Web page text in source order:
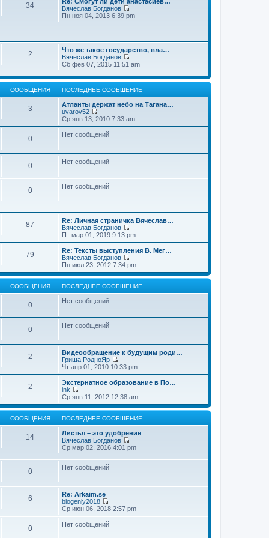
е
н
и
о
о
б
н
и
ю
с
л
е
м
у
с
о
б
щ
е
н
и
ю
и
п
д
е
м
у
с
о
о
щ
е
34
Вячеслав Богданов
П
й
т
к
о
с
л
д
е
м
е
Пн ноя 04, 2013 6:39 pm
2
Что же такое государство, вла…
Вячеслав Богданов
П
р
е
й
т
и
п
о
д
м
б
щ
н
и
ю
Сб фев 07, 2015 11:51 am
СООБЩЕНИЯ ПОСЛЕДНЕЕ СООБЩЕНИЕ
3
Атланты держат небо на Тагана…
uvarov52
П
е
р
е
т
и
с
д
н
е
м
о
о
б
щ
е
н
ю
Ср янв 13, 2010 7:33 am
0 Нет сообщений
0 Нет сообщений
0 Нет сообщений
87
Re: Личная страничка Вячеслав…
Вячеслав Богданов
П
е
р
е
й
т
и
к
е
м
у
о
о
б
е
н
ю
Пт мар 01, 2019 9:13 pm
79
Re: Тексты выступления В. Мег…
Вячеслав Богданов
П
е
р
е
й
л
е
д
н
е
у
о
о
б
щ
н
ю
Пн июл 23, 2012 7:34 pm
СООБЩЕНИЯ ПОСЛЕДНЕЕ СООБЩЕНИЕ
0 Нет сообщений
0 Нет сообщений
2
Видеообращение к будущим роди…
Гриша РодноЯр
П
е
р
е
й
т
и
к
о
с
л
е
д
у
о
б
Чт апр 01, 2010 10:33 pm
2
Экстернатное образование в По…
ink
П
е
р
е
й
т
и
к
п
о
с
д
н
е
м
у
с
Ср янв 11, 2012 12:38 am
СООБЩЕНИЯ ПОСЛЕДНЕЕ СООБЩЕНИЕ
14
Листья – это удобрение
Вячеслав Богданов
П
р
и
о
с
Ср мар 02, 2016 4:01 pm
0 Нет сообщений
6
Re: Arkaim.se
biogeniy2018
П
е
р
е
Ср июн 06, 2018 2:57 pm
0 Нет сообщений